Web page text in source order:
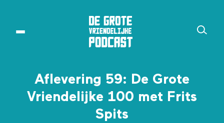
Aflevering 59: De Grote
Vriendelijke 100 met Frits
Spits